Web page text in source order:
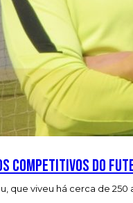
competitivos do
que viveu há cerca de